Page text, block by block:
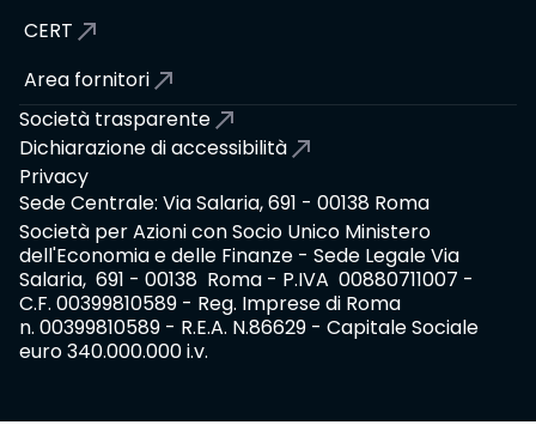
CERT
Area fornitori
Società trasparente
Dichiarazione di accessibilità
Privacy
Sede Centrale: Via Salaria, 691 - 00138 Roma
Società per Azioni con Socio Unico Ministero
dell'Economia e delle Finanze - Sede Legale Via
Salaria, 691 - 00138 Roma - P.IVA 00880711007 -
C.F. 00399810589 - Reg. Imprese di Roma
n. 00399810589 - R.E.A. N.86629 - Capitale Sociale
euro 340.000.000 i.v.